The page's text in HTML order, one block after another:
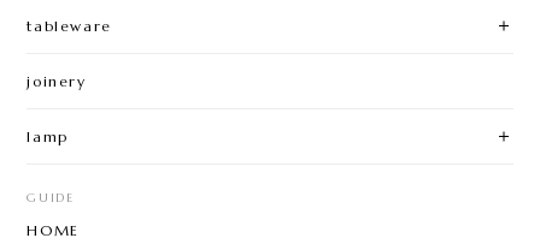
tableware
joinery
lamp
GUIDE
HOME